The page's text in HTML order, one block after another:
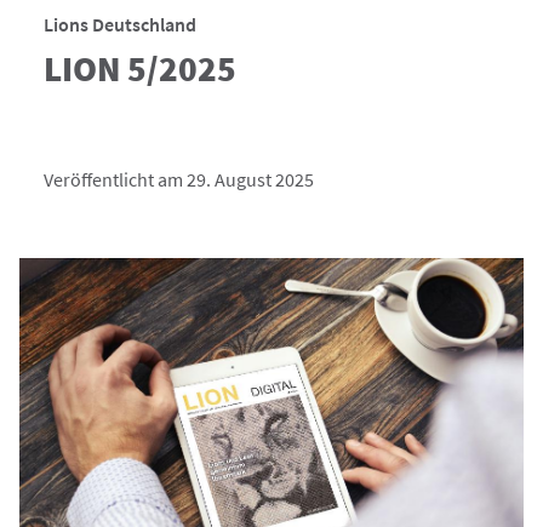
Lions Deutschland
LION 5/2025
Veröffentlicht am 29. August 2025